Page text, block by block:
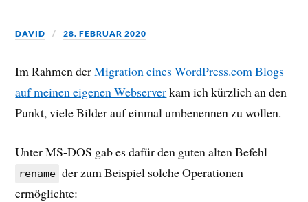
DAVID 28. FEBRUAR 2020
Im Rahmen derMigration eines WordPress.com Blogs
auf meinen eigenen Webserverkam ich kürzlich an den
Punkt, viele Bilder auf einmal umbenennen zu wollen.
Unter MS-DOS gab es dafür den guten alten Befehl
rename der zum Beispiel solche Operationen
ermöglichte: